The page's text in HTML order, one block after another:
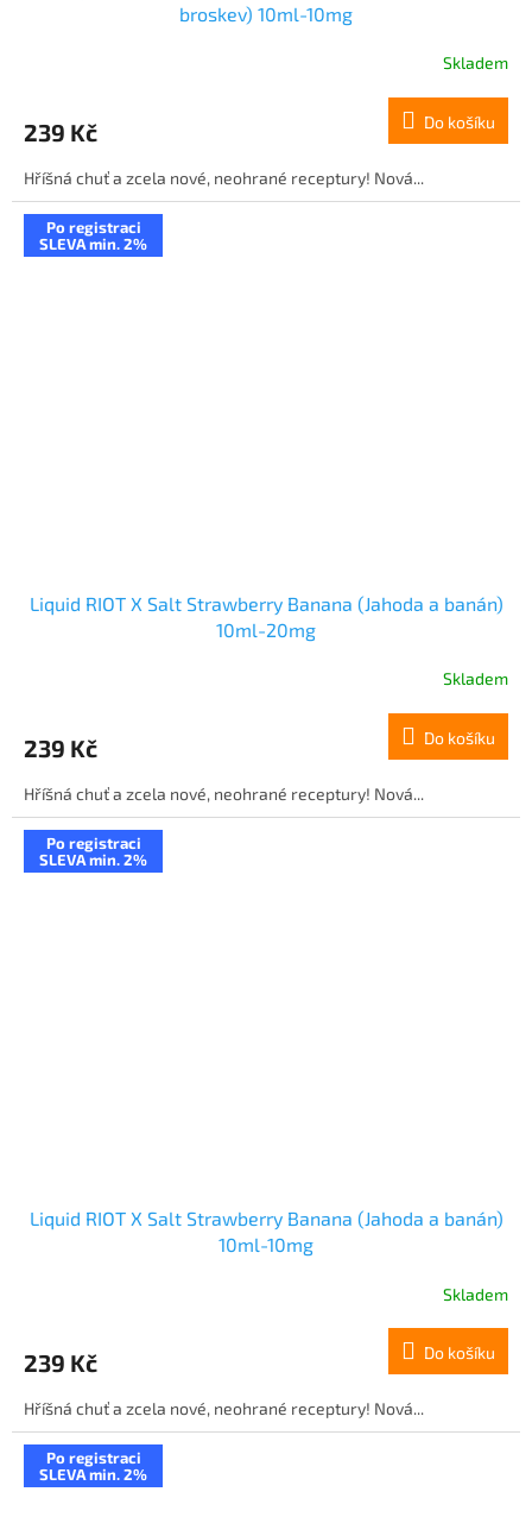
broskev) 10ml-10mg
Skladem
239 Kč Do košíku
Hříšná chuť a zcela nové, neohrané receptury! Nová...
Po registraci
SLEVA min. 2%
Liquid RIOT X Salt Strawberry Banana (Jahoda a banán)
10ml-20mg
Skladem
239 Kč Do košíku
Hříšná chuť a zcela nové, neohrané receptury! Nová...
Po registraci
SLEVA min. 2%
Liquid RIOT X Salt Strawberry Banana (Jahoda a banán)
10ml-10mg
Skladem
239 Kč Do košíku
Hříšná chuť a zcela nové, neohrané receptury! Nová...
Po registraci
SLEVA min. 2%